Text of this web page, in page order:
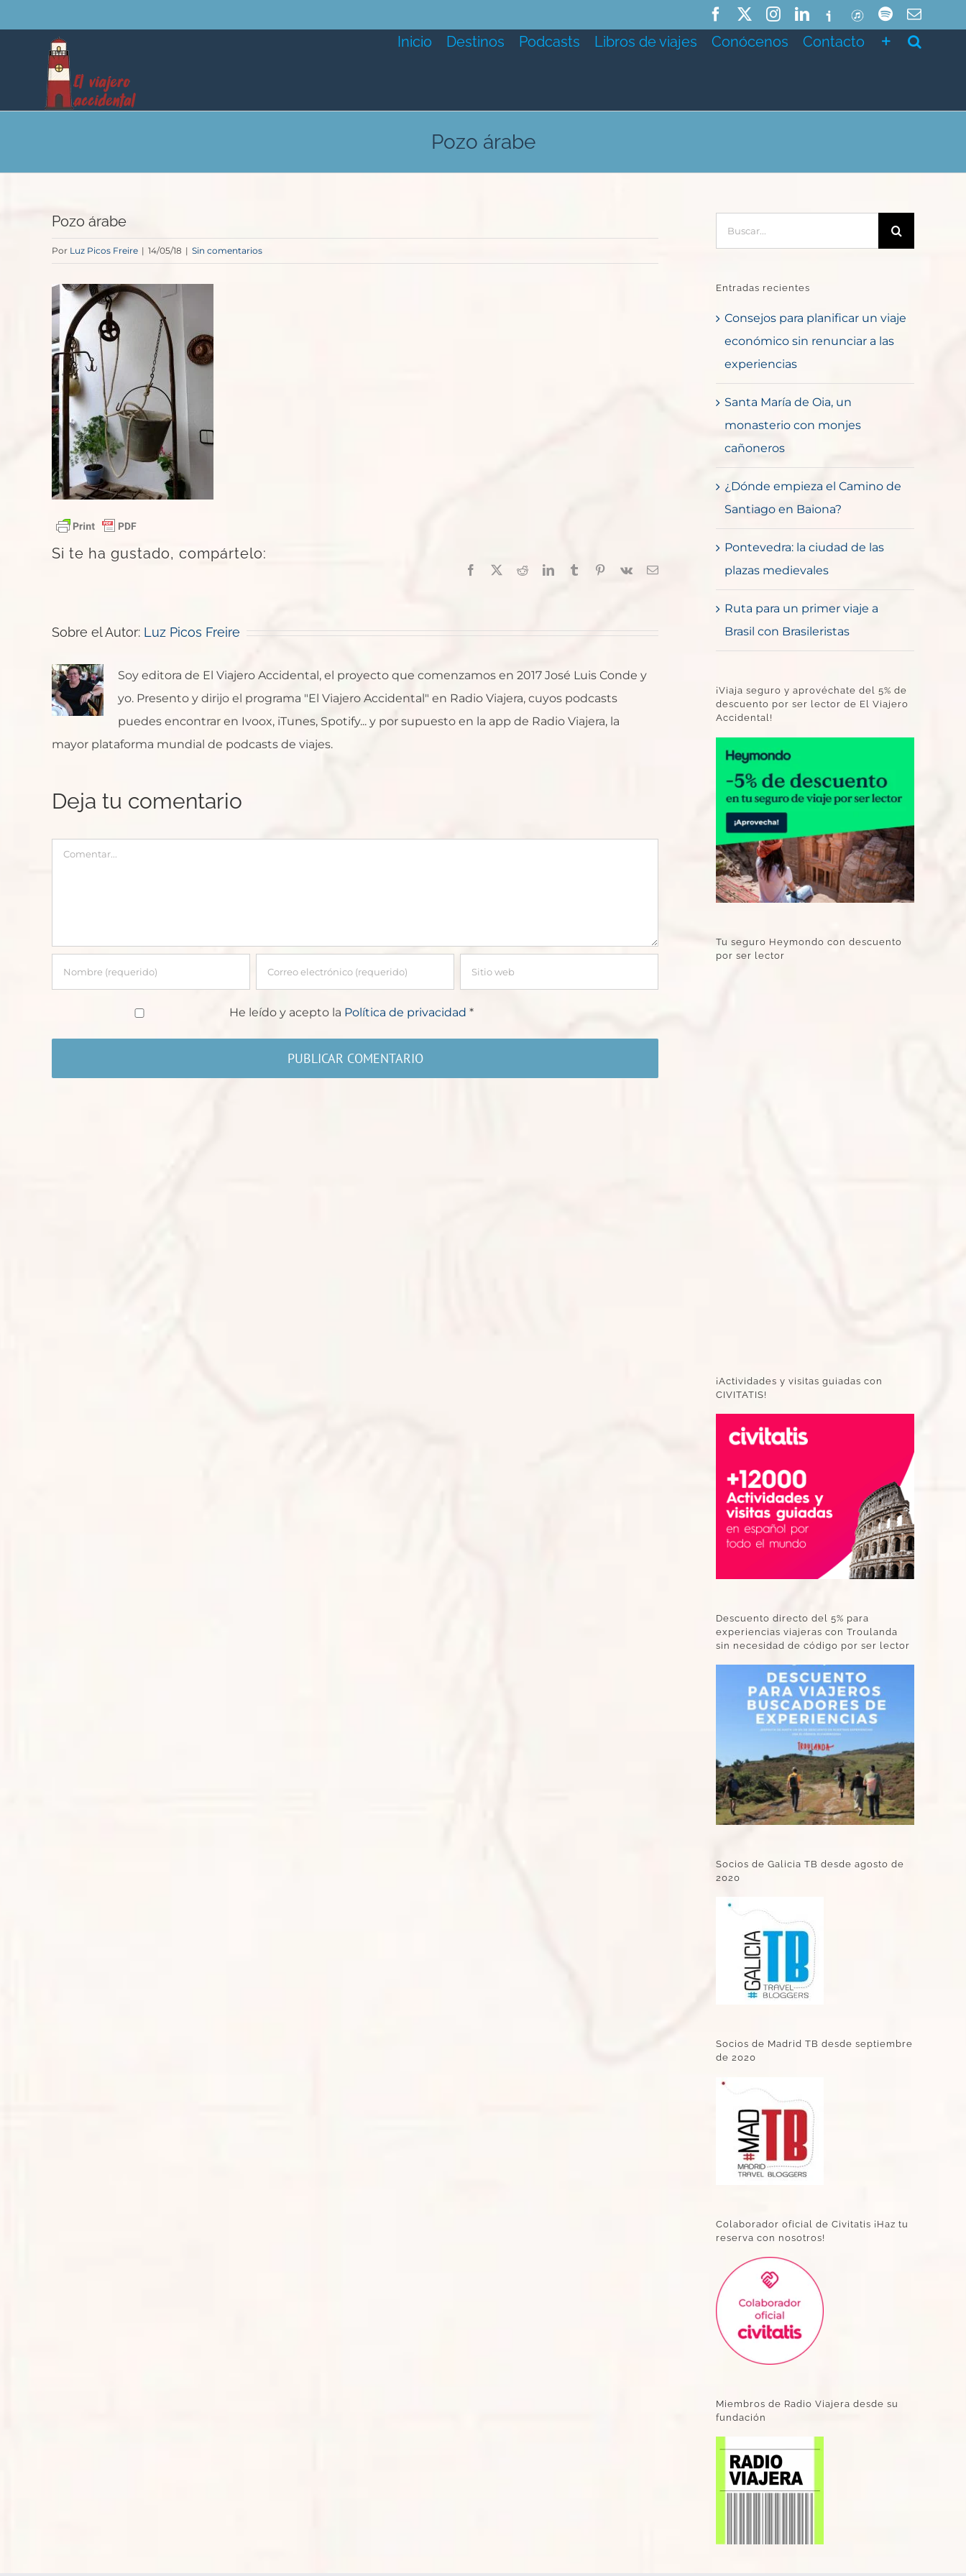
al
contenido
FacebookInstagramLinkedIn
IvooxITunesSpotifyCorreo
Inicio Destinos Podcasts Libros de viajes Conócenos Contacto
Pozo árabe
Pozo árabe
Por Luz Picos Freire | 14/05/18 | Sin comentarios
Si te ha gustado, compártelo:
Facebook RedditLinkedInTumblr Pinterest
Vk
Correo
Sobre el Autor: Luz Picos Freire
Soy editora de El Viajero Accidental, el proyecto que comenzamos en 2017 José Luis Conde y
yo. Presento y dirijo el programa "El Viajero Accidental" en Radio Viajera, cuyos podcasts
puedes encontrar en Ivoox, iTunes, Spotify... y por supuesto en la app de Radio Viajera, la
mayor plataforma mundial de podcasts de viajes.
Deja tu comentario
Comentar
He leído y acepto la Política de privacidad*
Entradas recientes
Consejos para planificar un viaje
económico sin renunciar a las
experiencias
Santa María de Oia, un
monasterio con monjes
cañoneros
¿Dónde empieza el Camino de
Santiago en Baiona?
Pontevedra: la ciudad de las
plazas medievales
Ruta para un primer viaje a
Brasil con Brasileristas
¡Viaja seguro y aprovéchate del 5% de
descuento por ser lector de El Viajero
Accidental!
Tu seguro Heymondo con descuento
por ser lector
¡Actividades y visitas guiadas con
CIVITATIS!
Descuento directo del 5% para
experiencias viajeras con Troulanda
sin necesidad de código por ser lector
Socios de Galicia TB desde agosto de
2020
Socios de Madrid TB desde septiembre
de 2020
Colaborador oficial de Civitatis ¡Haz tu
reserva con nosotros!
Miembros de Radio Viajera desde su
fundación